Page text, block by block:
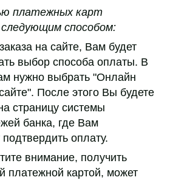
платежных карт
способом:
на сайте, Вам будет
выбор способа оплаты. В
нужно выбрать "Онлайн
После этого Вы будете
страницу системы
банка, где Вам
оплату.
внимание, получить
платежной картой, может